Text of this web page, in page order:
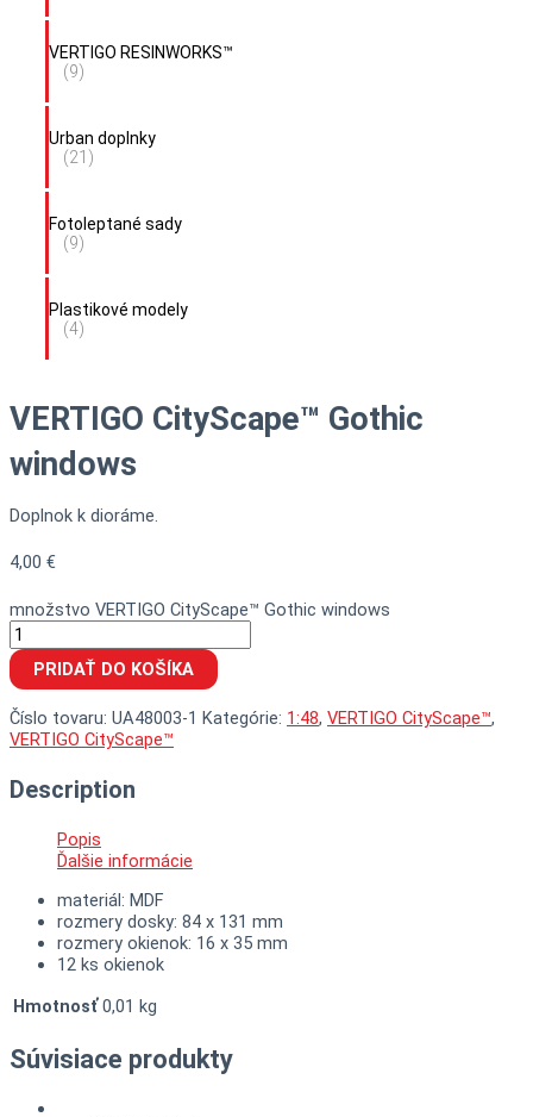
VERTIGO RESINWORKS™
(9)
Urban doplnky
(21)
Fotoleptané sady
(9)
Plastikové modely
(4)
VERTIGO CityScape™ Gothic
windows
Doplnok k dioráme.
4,00 €
množstvo VERTIGO CityScape™ Gothic windows
PRIDAŤ DO KOŠÍKA
Číslo tovaru: UA48003-1 Kategórie: 1:48, VERTIGO CityScape™,
VERTIGO CityScape™
Description
Popis
Ďalšie informácie
materiál: MDF
rozmery dosky: 84 x 131 mm
rozmery okienok: 16 x 35 mm
12 ks okienok
Hmotnosť 0,01 kg
Súvisiace produkty